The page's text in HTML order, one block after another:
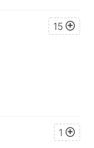
15
1